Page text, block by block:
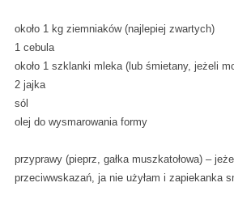
około 1 kg ziemniaków (najlepiej zwartych)
1 cebula
około 1 szklanki mleka (lub śmietany, jeżeli
2 jajka
sól
olej do wysmarowania formy
przyprawy (pieprz, gałka muszkatołowa) –
przeciwwskazań, ja nie użyłam i zapiekanka